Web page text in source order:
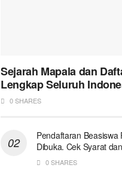
Sejarah Mapala dan
Lengkap Seluruh
0 SHARES
Pendaftaran Beasiswa
Dibuka. Cek Syarat
0 SHARES